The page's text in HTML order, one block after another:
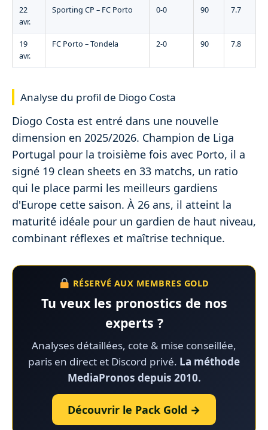
22
avr.
Sporting CP – FC Porto 0-0 90 7.7
19
avr.
FC Porto – Tondela 2-0 90 7.8
Analyse du profil de Diogo Costa
Diogo Costa est entré dans une nouvelle
dimension en 2025/2026. Champion de Liga
Portugal pour la troisième fois avec Porto, il a
signé 19 clean sheets en 33 matchs, un ratio
qui le place parmi les meilleurs gardiens
d'Europe cette saison. À 26 ans, il atteint la
maturité idéale pour un gardien de haut niveau,
combinant réflexes et maîtrise technique.
RÉSERVÉ AUX MEMBRES GOLD
Tu veux les pronostics de nos
experts ?
Analyses détaillées, cote & mise conseillée,
paris en direct et Discord privé. La méthode
MediaPronos depuis 2010.
Découvrir le Pack Gold →